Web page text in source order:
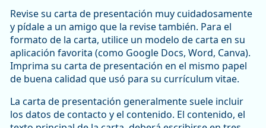
Revise su carta de presentación muy cuidadosamente
y pídale a un amigo que la revise también. Para el
formato de la carta, utilice un modelo de carta en su
aplicación favorita (como Google Docs, Word, Canva).
Imprima su carta de presentación en el mismo papel
de buena calidad que usó para su currículum vitae.
La carta de presentación generalmente suele incluir
los datos de contacto y el contenido. El contenido, el